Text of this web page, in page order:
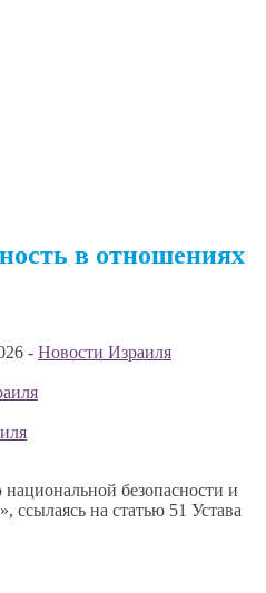
в отношениях
- Новости Израиля
безопасности и
ссылаясь на статью 51 Устава